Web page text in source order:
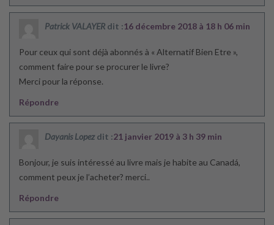
Patrick VALAYER dit :16 décembre 2018 à 18 h 06 min
Pour ceux qui sont déjà abonnés à « Alternatif Bien Etre »,
comment faire pour se procurer le livre?
Merci pour la réponse.
Répondre
Dayanis Lopez dit :21 janvier 2019 à 3 h 39 min
Bonjour, je suis intéressé au livre mais je habite au Canadá,
comment peux je l’acheter? merci..
Répondre